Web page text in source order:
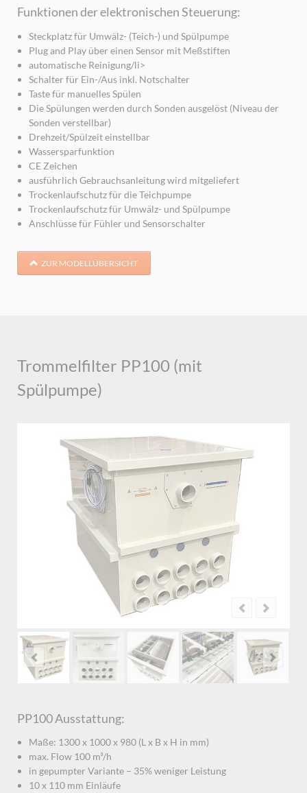
Funktionen der elektronischen Steuerung:
Steckplatz für Umwälz- (Teich-) und Spülpumpe
Plug and Play über einen Sensor mit Meßstiften
automatische Reinigung/li>
Schalter für Ein-/Aus inkl. Notschalter
Taste für manuelles Spülen
Die Spülungen werden durch Sonden ausgelöst (Niveau der
Sonden verstellbar)
Drehzeit/Spülzeit einstellbar
Wassersparfunktion
CE Zeichen
ausführlich Gebrauchsanleitung wird mitgeliefert
Trockenlaufschutz für die Teichpumpe
Trockenlaufschutz für Umwälz- und Spülpumpe
Anschlüsse für Fühler und Sensorschalter
ZUR MODELLÜBERSICHT
Trommelfilter PP100 (mit
Spülpumpe)
PP100 Ausstattung:
Maße: 1300 x 1000 x 980 (L x B x H in mm)
max. Flow 100 m³/h
in gepumpter Variante – 35% weniger Leistung
10 x 110 mm Einläufe